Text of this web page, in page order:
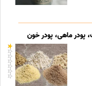
پودر ماهی، پودر خون